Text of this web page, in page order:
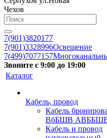
Чехов
7(901)3820177
7(901)3328996Освещение
7(499)7077157
Звоните с 9:00 до 19:00
Каталог
Кабель, провод
Кабель
ВбБШВ
Кабель и провод